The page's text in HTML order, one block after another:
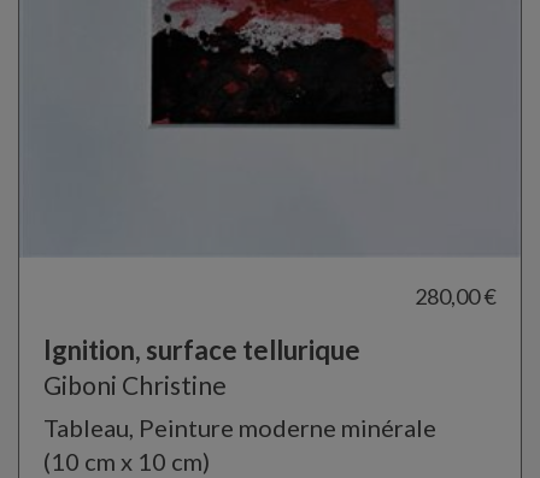
280,00 €
Ignition, surface tellurique
Giboni Christine
Tableau, Peinture moderne minérale
(10 cm x 10 cm)